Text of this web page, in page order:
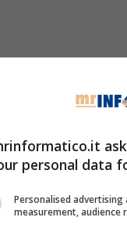
personal data
Personalised
measurement, audience